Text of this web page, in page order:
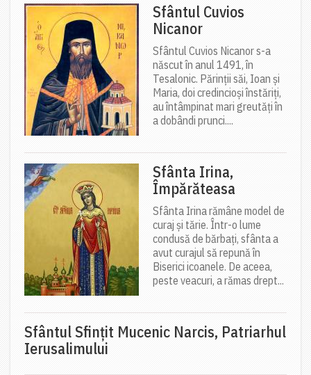
Sfântul Cuvios
Nicanor
Sfântul Cuvios Nicanor s-a
născut în anul 1491, în
Tesalonic. Părinții săi, Ioan și
Maria, doi credincioși înstăriți,
au întâmpinat mari greutăți în
a dobândi prunci....
Sfânta Irina,
Împărăteasa
Sfânta Irina rămâne model de
curaj și tărie. Într-o lume
condusă de bărbați, sfânta a
avut curajul să repună în
Biserici icoanele. De aceea,
peste veacuri, a rămas drept...
Sfântul Sfinţit Mucenic Narcis, Patriarhul
Ierusalimului